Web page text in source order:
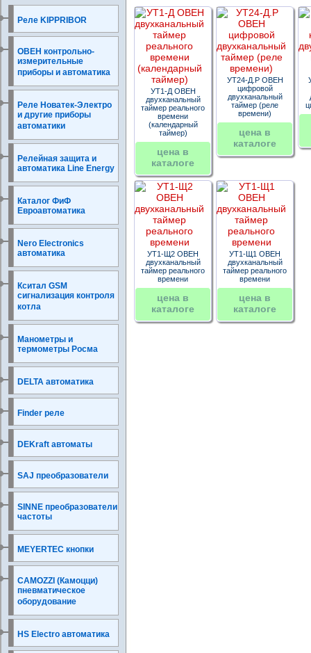
Реле KIPPRIBOR
ОВЕН контрольно-
измерительные
приборы и автоматика
Реле Новатек-Электро
и другие приборы
автоматики
Релейная защита и
автоматика Line Energy
Каталог ФиФ
Евроавтоматика
Nero Electronics
автоматика
Кситал GSM
сигнализация контроля
котла
Манометры и
термометры Росма
DELTA автоматика
Finder реле
DEKraft автоматы
SAJ преобразователи
SINNE преобразователи
частоты
MEYERTEC кнопки
CAMOZZI (Камоцци)
пневматическое
оборудование
HS Electro автоматика
УТ1-Д ОВЕН
двухканальный
таймер реального
времени
(календарный
таймер)
цена в
каталоге
УТ24-Д.Р ОВЕН
цифровой
двухканальный
таймер (реле
времени)
цена в
каталоге
УТ1-Щ2 ОВЕН
двухканальный
таймер реального
времени
цена в
каталоге
УТ1-Щ1 ОВЕН
двухканальный
таймер реального
времени
цена в
каталоге